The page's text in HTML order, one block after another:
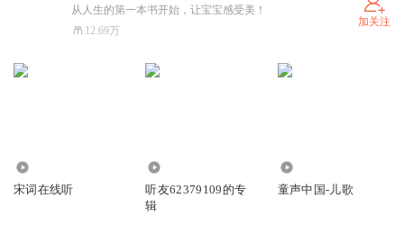
从人生的第一本书开始，让宝宝感受美！
12.69万
加关注
宋词在线听
听友62379109的专
辑
童声中国-儿歌